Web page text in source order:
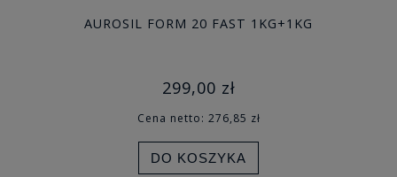
AUROSIL FORM 20 FAST 1KG+1KG
299,00 zł
Cena netto: 276,85 zł
DO KOSZYKA